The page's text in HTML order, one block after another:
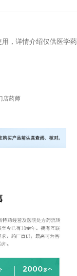
，详情介绍仅供医学药
店药师